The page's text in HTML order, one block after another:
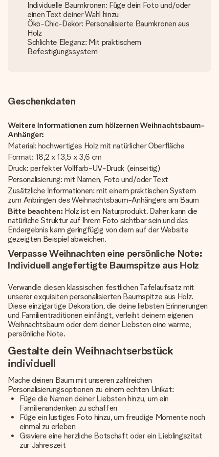
Individuelle Baumkronen: Füge dein Foto und/oder
einen Text deiner Wahl hinzu
Öko-Chic-Dekor: Personalisierte Baumkronen aus
Holz
Schlichte Eleganz: Mit praktischem
Befestigungssystem
Geschenkdaten
Weitere Informationen zum hölzernen Weihnachtsbaum-
Anhänger:
Material: hochwertiges Holz mit natürlicher Oberfläche
Format: 18,2 x 13,5 x 3,6 cm
Druck: perfekter Vollfarb-UV-Druck (einseitig)
Personalisierung: mit Namen, Foto und/oder Text
Zusätzliche Informationen: mit einem praktischen System
zum Anbringen des Weihnachtsbaum-Anhängers am Baum
Bitte beachten: Holz ist ein Naturprodukt. Daher kann die
natürliche Struktur auf Ihrem Foto sichtbar sein und das
Endergebnis kann geringfügig von dem auf der Website
gezeigten Beispiel abweichen.
Verpasse Weihnachten eine persönliche Note:
Individuell angefertigte Baumspitze aus Holz
Verwandle diesen klassischen festlichen Tafelaufsatz mit
unserer exquisiten personalisierten Baumspitze aus Holz.
Diese einzigartige Dekoration, die deine liebsten Erinnerungen
und Familientraditionen einfängt, verleiht deinem eigenen
Weihnachtsbaum oder dem deiner Liebsten eine warme,
persönliche Note.
Gestalte dein Weihnachtserbstück
individuell
Mache deinen Baum mit unseren zahlreichen
Personalisierungsoptionen zu einem echten Unikat:
Füge die Namen deiner Liebsten hinzu, um ein
Familienandenken zu schaffen
Füge ein lustiges Foto hinzu, um freudige Momente noch
einmal zu erleben
Graviere eine herzliche Botschaft oder ein Lieblingszitat
zur Jahreszeit